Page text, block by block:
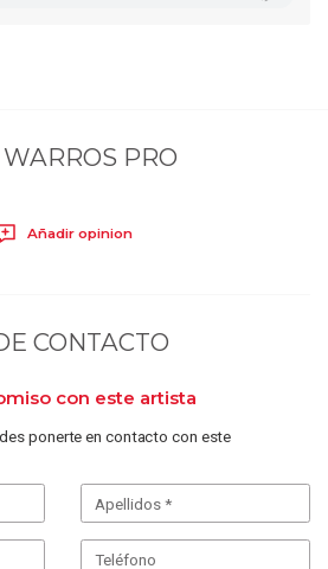
WARROS PRO
Añadir opinion
CONTACTO
con este artista
ponerte en contacto con este